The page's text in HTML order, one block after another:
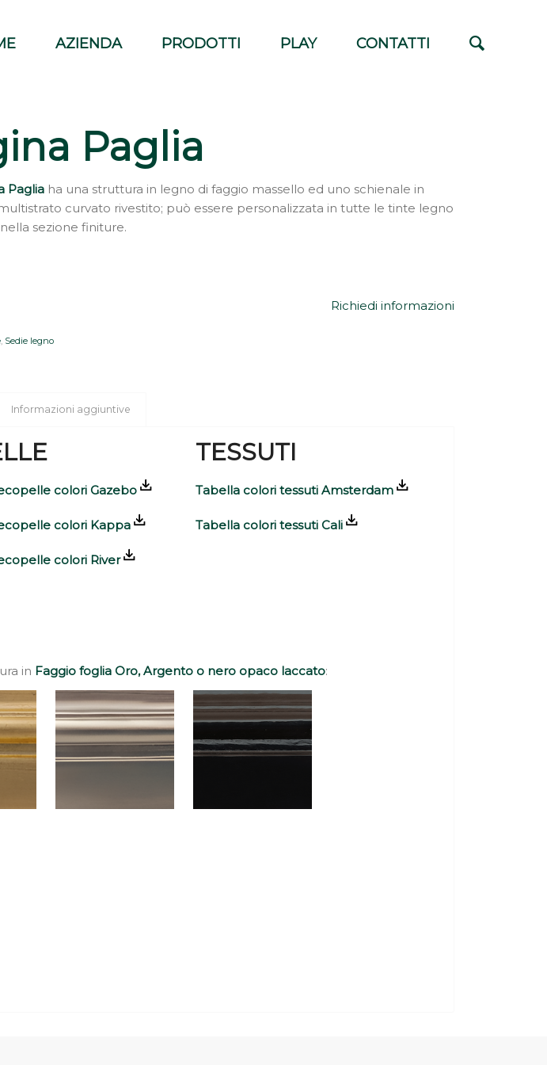
AZIENDA PRODOTTI PLAY CONTATTI
Paglia
Paglia ha una struttura in legno di faggio massello ed uno schienale in
curvato rivestito; può essere personalizzata in tutte le tinte legno
sezione finiture.
Richiedi informazioni
, Sedie legno
Informazioni aggiuntive
colori Gazebo
colori Kappa
colori River
TESSUTI
Tabella colori tessuti Amsterdam
Tabella colori tessuti Cali
in Faggio foglia Oro, Argento o nero opaco laccato: